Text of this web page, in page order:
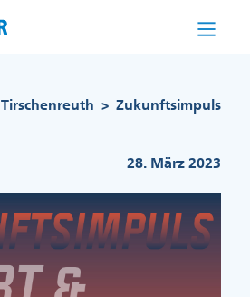
Tirschenreuth > Zukunftsimpuls
28. März 2023